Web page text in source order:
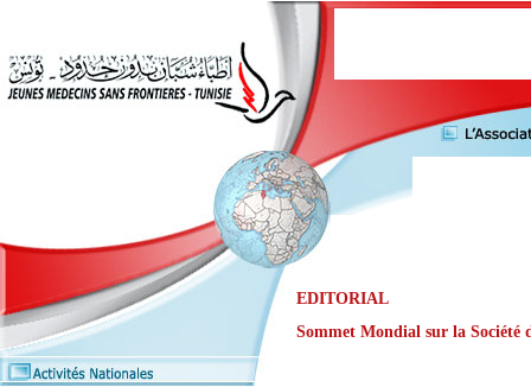
EDITORIAL
Sommet Mondial sur la Société